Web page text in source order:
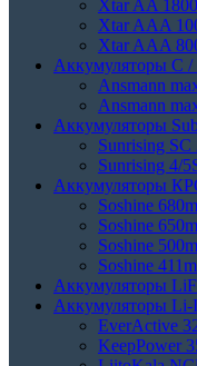
Xtar AA
Xtar AAA
Xtar AAA
Аккумуляторы C /
Ansmann
Ansmann
Аккумуляторы
Sunrising
Sunrising 4/
Аккумуляторы
Soshine
Soshine
Soshine
Soshine
Аккумуляторы
Аккумуляторы Li-
EverActive
KeepPower